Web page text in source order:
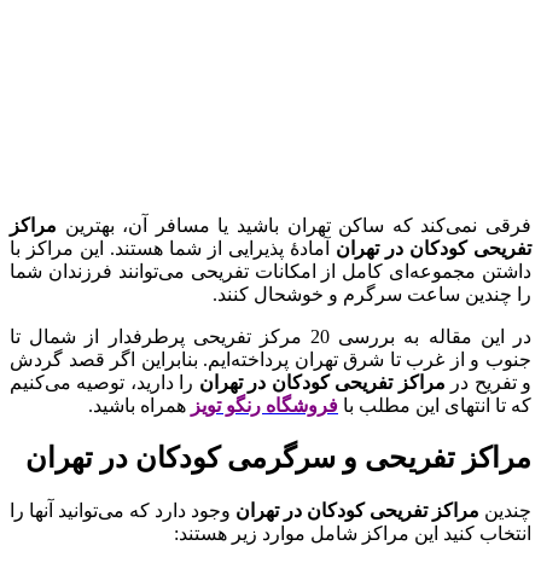
فرقی نمی‌کند که ساکن تهران باشید یا مسافر آن، بهترین مراکز
تفریحی کودکان در تهران آمادۀ پذیرایی از شما هستند. این مراکز با
داشتن مجموعه‌ای کامل از امکانات تفریحی می‌توانند فرزندان شما
را چندین ساعت سرگرم و خوشحال کنند.
در این مقاله به بررسی 20 مرکز تفریحی پرطرفدار از شمال تا
جنوب و از غرب تا شرق تهران پرداخته‌ایم. بنابراین اگر قصد گردش
و تفریح در مراکز تفریحی کودکان در تهران را دارید، توصیه می‌کنیم
که تا انتهای این مطلب با فروشگاه رنگو تویز همراه باشید.
مراکز تفریحی و سرگرمی کودکان در تهران
چندین مراکز تفریحی کودکان در تهران وجود دارد که می‌توانید آنها را
انتخاب کنید این مراکز شامل موارد زیر هستند: